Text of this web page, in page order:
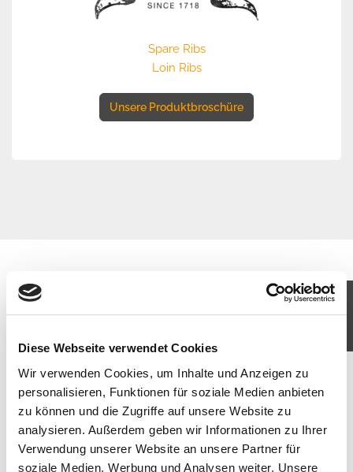
Diese Webseite verwendet Cookies
Wir verwenden Cookies, um Inhalte und Anzeigen zu
personalisieren, Funktionen für soziale Medien anbieten
zu können und die Zugriffe auf unsere Website zu
analysieren. Außerdem geben wir Informationen zu Ihrer
Verwendung unserer Website an unsere Partner für
soziale Medien, Werbung und Analysen weiter. Unsere
Spare Ribs
Loin Ribs
Unsere Produktbroschüre
KOMM IN UNSER TEAM